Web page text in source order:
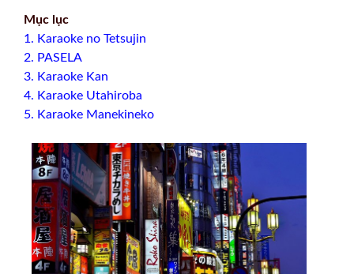
Mục lục
1. Karaoke no Tetsujin
2. PASELA
3. Karaoke Kan
4. Karaoke Utahiroba
5. Karaoke Manekineko